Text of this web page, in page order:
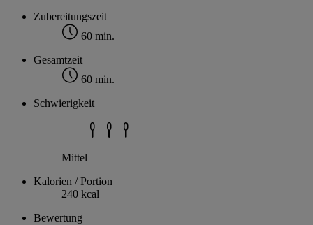
Zubereitungszeit
60 min.
Gesamtzeit
60 min.
Schwierigkeit
Mittel
Kalorien / Portion
240 kcal
Bewertung